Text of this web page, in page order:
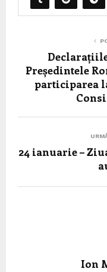
Președintele
participarea
24 ianuarie –
Ion